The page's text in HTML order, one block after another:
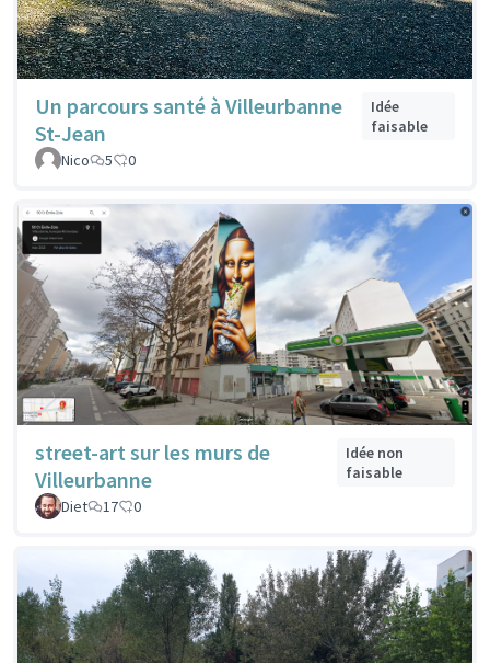
Un parcours santé à Villeurbanne
St-Jean
Idée
faisable
Nico
5 0
street-art sur les murs de
Villeurbanne
Idée non
faisable
Diet
17 0